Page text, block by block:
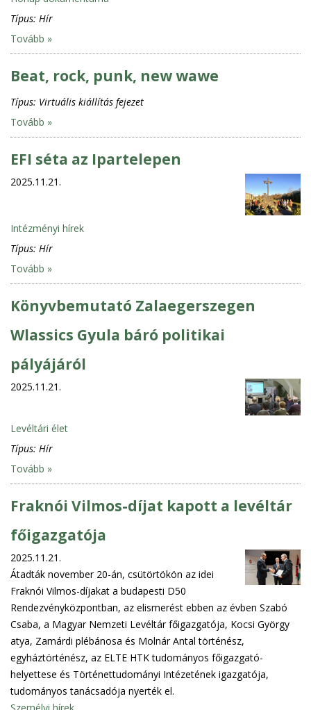
Típus: Hír
Tovább »
Beat, rock, punk, new wawe
Típus: Virtuális kiállítás fejezet
Tovább »
EFI séta az Ipartelepen
2025.11.21.
Intézményi hírek
Típus: Hír
Tovább »
Könyvbemutató Zalaegerszegen
Wlassics Gyula báró politikai
pályájáról
2025.11.21.
Levéltári élet
Típus: Hír
Tovább »
Fraknói Vilmos-díjat kapott a levéltár
főigazgatója
2025.11.21.
Átadták november 20-án, csütörtökön az idei
Fraknói Vilmos-díjakat a budapesti D50
Rendezvényközpontban, az elismerést ebben az évben Szabó
Csaba, a Magyar Nemzeti Levéltár főigazgatója, Kocsi György
atya, Zamárdi plébánosa és Molnár Antal történész,
egyháztörténész, az ELTE HTK tudományos főigazgató-
helyettese és Történettudományi Intézetének igazgatója,
tudományos tanácsadója nyerték el.
Személyi hírek